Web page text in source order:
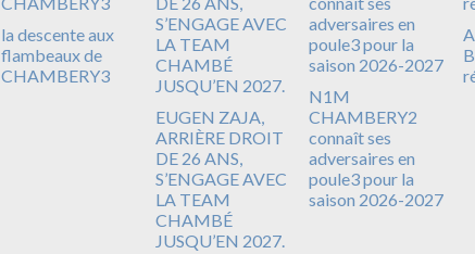
la descente aux
flambeaux de
CHAMBERY3
EUGEN ZAJA,
ARRIÈRE DROIT
DE 26 ANS,
S’ENGAGE AVEC
LA TEAM
CHAMBÉ
JUSQU’EN 2027.
N1M
CHAMBERY2
connaît ses
adversaires en
poule3 pour la
saison 2026-2027